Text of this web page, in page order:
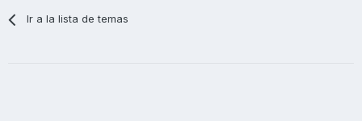
Ir a la lista de temas